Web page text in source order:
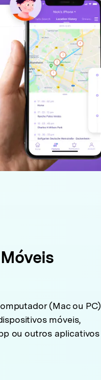
(Mac ou PC)
móveis,
ou outros aplicativos